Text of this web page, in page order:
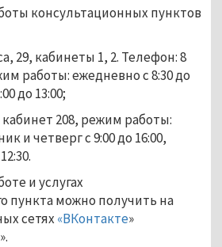
консультационных пунктов
29, кабинеты 1, 2. Телефон: 8
работы: ежедневно с 8:30 до
до 13:00;
208, режим работы:
и четверг с 9:00 до 16:00,
и услугах
пункта можно получить на
сетях «ВКонтакте»
».